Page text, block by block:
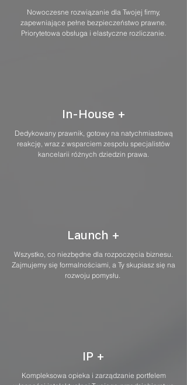
Nowoczesne rozwiązanie dla Twojej firmy,
zapewniające pełne bezpieczeństwo prawne.
Priorytetowa obsługa i elastyczne rozliczanie.
In-House +
Dedykowany prawnik, gotowy na natychmiastową
reakcję, wraz z wsparciem zespołu specjalistów
kancelarii różnych dziedzin prawa.
Launch +
Wszystko, co niezbędne dla rozpoczęcia biznesu.
Zajmujemy się formalnościami, a Ty skupiasz się na
rozwoju pomysłu.
IP +
Kompleksowa opieka i zarządzanie portfelem